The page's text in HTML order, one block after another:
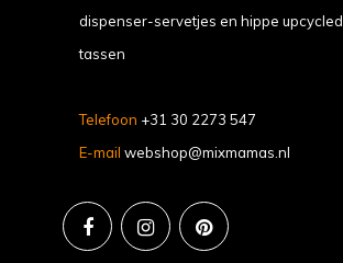
dispenser-servetjes en hippe upcycled
tassen
Telefoon +31 30 2273 547
E-mail webshop@mixmamas.nl